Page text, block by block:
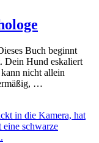
Buch beginnt
Dein Hund eskaliert
nicht allein
…